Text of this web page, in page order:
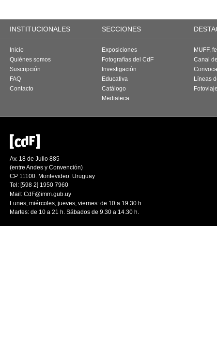
INSTITUCIONALES SECCIONES
Inicio
Quiénes somos
Suscripción
FAQ
Contacto
Exposiciones
Fotografías del CdF
Investigación
Educativa
Catálogo
Mediateca
MUFF,
Canal
Líneas
Av. 18 de Julio 885
(entre Andes y Convención)
CP 11100. Montevideo. Uruguay
Tel: [598 2] 1950 7960
Mail: CdF@imm.gub.uy
Lunes, miércoles, jueves, viernes: de 10 a 19.30 h.
Martes: de 10 a 21 h. Sábados de 9.30 a 14.30 h.